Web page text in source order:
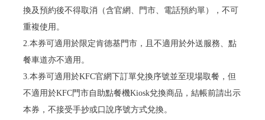
換及預約後不得取消（含官網、門市、電話預約單），不可
重複使用。
2.本券可適用於限定肯德基門市，且不適用於外送服務、點
餐車道亦不適用。
3.本券可適用於KFC官網下訂單兌換序號並至現場取餐，但
不適用於KFC門市自助點餐機Kiosk兌換商品，結帳前請出示
本券，不接受手抄或口說序號方式兌換。